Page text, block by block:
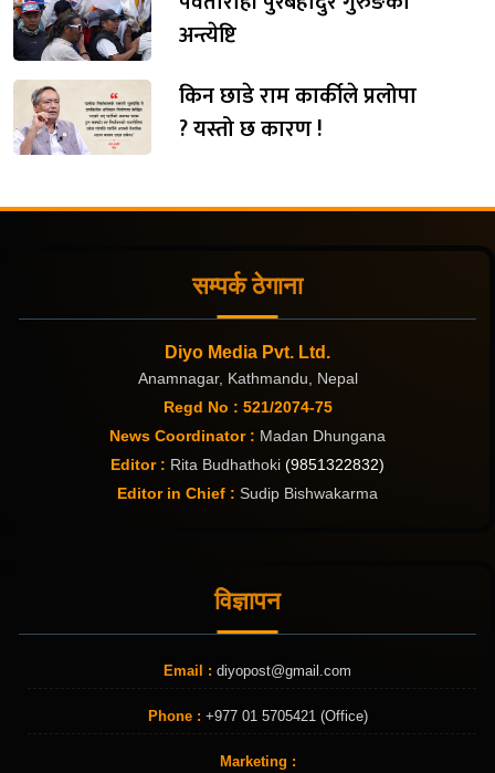
अन्त्येष्टि
किन छाडे राम कार्कीले प्रलोपा
? यस्तो छ कारण !
सम्पर्क ठेगाना
Diyo Media Pvt. Ltd.
Anamnagar, Kathmandu, Nepal
Regd No : 521/2074-75
News Coordinator : Madan Dhungana
Editor : Rita Budhathoki (9851322832)
Editor in Chief : Sudip Bishwakarma
विज्ञापन
Email : diyopost@gmail.com
Phone : +977 01 5705421 (Office)
Marketing :